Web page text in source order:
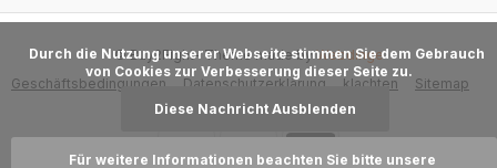
Geschäftsbedingungen Datenschutzerklärung klachten Sitemap
© Buy2Fight- Theme made byWebdinge
von Cookies zur Verbesserung dieser Seite zu.
Diese Nachricht Ausblenden
Für weitere Informationen beachten Sie bitte unsere